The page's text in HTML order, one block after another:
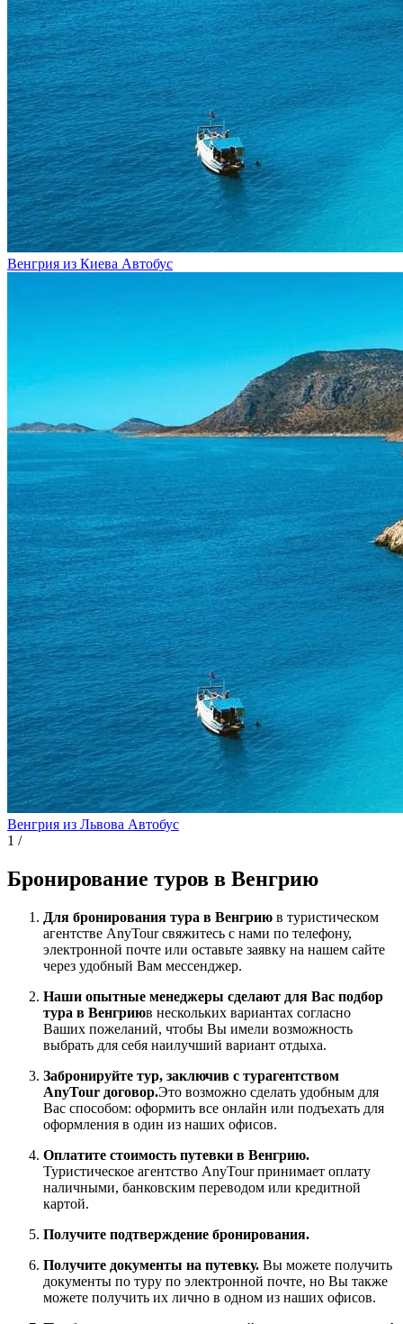
Венгрия из Киева Автобус
Венгрия из Львова Автобус
1 /
Бронирование туров в Венгрию
Для бронирования тура в Венгрию в туристическом
агентстве AnyTour свяжитесь с нами по телефону,
электронной почте или оставьте заявку на нашем сайте
через удобный Вам мессенджер.
Наши опытные менеджеры сделают для Вас подбор
тура в Венгриюв нескольких вариантах согласно
Ваших пожеланий, чтобы Вы имели возможность
выбрать для себя наилучший вариант отдыха.
Забронируйте тур, заключив с турагентством
AnyTour договор.Это возможно сделать удобным для
Вас способом: оформить все онлайн или подъехать для
оформления в один из наших офисов.
Оплатите стоимость путевки в Венгрию.
Туристическое агентство AnyTour принимает оплату
наличными, банковским переводом или кредитной
картой.
Получите подтверждение бронирования.
Получите документы на путевку. Вы можете получить
документы по туру по электронной почте, но Вы также
можете получить их лично в одном из наших офисов.